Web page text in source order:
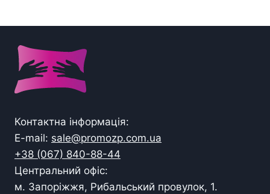
Контактна інформація:
E-mail: sale@promozp.com.ua
+38 (067) 840-88-44
Центральний офіс:
м. Запоріжжя, Рибальський провулок, 1.